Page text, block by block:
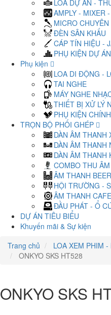
LOA DỰ ÁN -
AMPLY - MIXER
MICRO
ĐÈN SÂN KHẤU
CÁP TÍN HIỆU -
PHỤ KIỆN DỰ
Phụ kiện
LOA DI ĐỘNG -
TAI NGHE
MÁY NGHE
THIẾT BỊ XỬ LÝ
PHỤ KIỆN
TRỌN BỘ PHỐI GHÉP
DÀN ÂM THANH
DÀN ÂM THANH
DÀN ÂM THANH
COMBO THU
ÂM THANH
HỘI TRƯỜNG -
ÂM THANH
ĐẦU PHÁT - Ổ
DỰ ÁN TIÊU BIỂU
Khuyến mãi & Sự kiện
Trang chủ
LOA XEM PHIM
ONKYO SKS HT528
ONKYO SKS